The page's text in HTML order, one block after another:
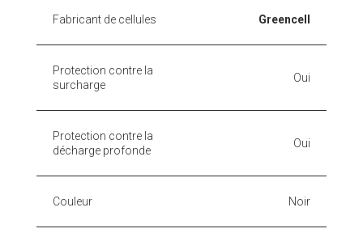
Fabricant de cellules Greencell
Protection contre la
surcharge
Oui
Protection contre la
décharge profonde
Oui
Couleur Noir